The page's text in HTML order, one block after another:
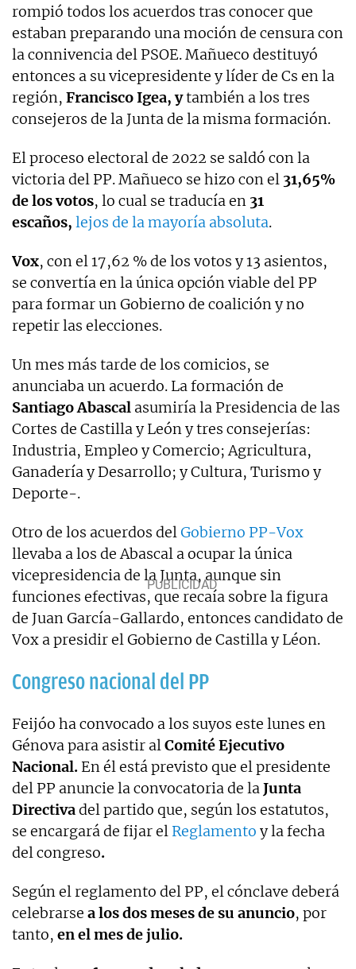
rompió todos los acuerdos tras conocer que
estaban preparando una moción de censura con
la connivencia del PSOE. Mañueco destituyó
entonces a su vicepresidente y líder de Cs en la
región, Francisco Igea, ytambién a los tres
consejeros de la Junta de la misma formación.
El proceso electoral de 2022 se saldó con la
victoria del PP. Mañueco se hizo con el 31,65%
de los votos, lo cual se traducía en 31
escaños, lejos de la mayoría absoluta.
Vox, con el 17,62 % de los votos y 13 asientos,
se convertía en la única opción viable del PP
para formar un Gobierno de coalición y no
repetir las elecciones.
Un mes más tarde de los comicios, se
anunciaba un acuerdo. La formación de
SantiagoAbascal asumiría la Presidencia de las
Cortes de Castilla y León y tres consejerías:
Industria, Empleo y Comercio; Agricultura,
Ganadería y Desarrollo; y Cultura, Turismo y
Deporte-.
Otro de los acuerdos delGobierno PP-Vox
llevaba a los de Abascal a ocupar la única
vicepresidencia de la Junta, aunque sin
funciones efectivas, que recaía sobre la figura
de Juan García-Gallardo, entonces candidato de
Vox a presidir el Gobierno de Castilla y Léon.
Congreso nacional del PP
Feijóo ha convocado a los suyos este lunes en
Génova para asistir alComité Ejecutivo
Nacional. En él está previsto que el presidente
del PP anuncie la convocatoria de laJunta
Directivadel partido que, según los estatutos,
se encargará de fijar el Reglamento y la fecha
del congreso.
Según el reglamento del PP, el cónclave deberá
celebrarse a los dos meses de su anuncio, por
tanto, en el mes de julio.